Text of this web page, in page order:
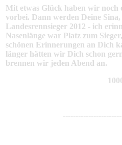
Mit etwas Glück haben wir noch
vorbei. Dann werden Deine
Landesrennsieger 2012 - ich
Nasenlänge war Platz zum
schönen Erinnerungen an Dich
länger hätten wir Dich schon
brennen wir jeden Abend an.